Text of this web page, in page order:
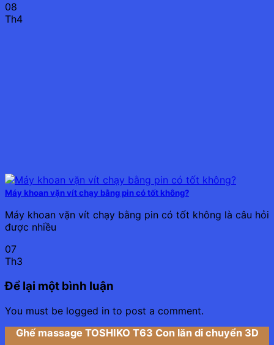
08
Th4
Máy khoan vặn vít chạy bằng pin có tốt không?
Máy khoan vặn vít chạy bằng pin có tốt không là câu hỏi
được nhiều
07
Th3
Để lại một bình luận
You must be logged in to post a comment.
Ghế massage TOSHIKO T63 Con lăn di chuyển 3D